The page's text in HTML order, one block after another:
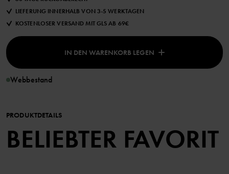
LIEFERUNG INNERHALB VON 3-5 WERKTAGEN
KOSTENLOSER VERSAND MIT GLS AB 69€
IN DEN WARENKORB LEGEN
Webbestand
PRODUKTDETAILS
BELIEBTER FAVORIT